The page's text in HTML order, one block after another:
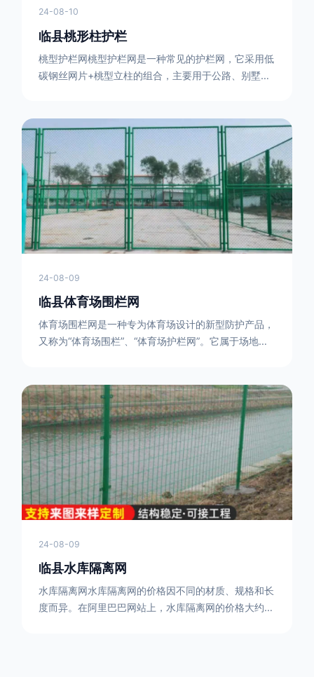
24-08-10
临县桃形柱护栏
桃型护栏网桃型护栏网是一种常见的护栏网，它采用低
碳钢丝网片+桃型立柱的组合，主要用于公路、别墅小
型，安装方便。桃型护栏网的安装方法如下：先固定
17631598285根色谱柱，然后将网格钩在此色谱柱
上，然后将第二根色谱柱钩在网格上，然后将其拧紧，
然后类推，一套一套的安装即可。该安装牢固美观，不
会损坏油漆表面 。桃型护栏网使
24-08-09
临县体育场围栏网
体育场围栏网是一种专为体育场设计的新型防护产品，
又称为“体育场围栏”、“体育场护栏网”。它属于场地围
整。体育场围栏网的材质有很多种，如钢丝绳网、聚酯
纤维网、玻璃纤维网等。不同材质的体育场围栏网具有
不同的特点和优缺点。例如，钢丝绳网具有强度高、耐
腐蚀、耐磨损等特点；聚酯纤维网则具有柔韧性好、透
气性好等特点。体育场围栏网是一种
24-08-09
临县水库隔离网
水库隔离网水库隔离网的价格因不同的材质、规格和长
度而异。在阿里巴巴网站上，水库隔离网的价格大约在